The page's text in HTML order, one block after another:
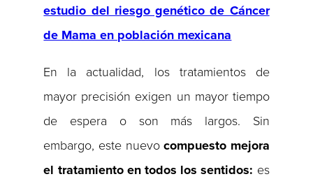
estudio del riesgo genético de Cáncer
de Mama en población mexicana
En la actualidad, los tratamientos de
mayor precisión exigen un mayor tiempo
de espera o son más largos. Sin
embargo, este nuevocompuesto mejora
el tratamiento en todos los sentidos: es